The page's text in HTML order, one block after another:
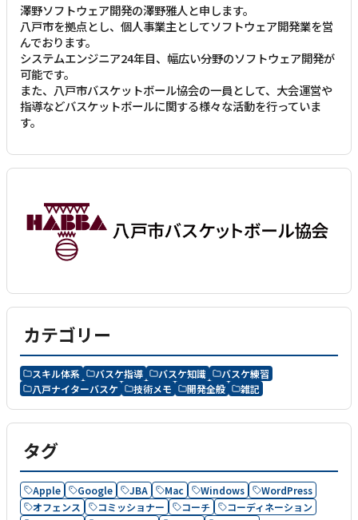
澤野ソフトウェア開発の澤野雅人と申します。
八戸市を拠点とし、個人事業主としてソフトウェア開発業を営
んでおります。
システムエンジニア24年目、幅広い分野のソフトウェア開発が
可能です。
また、八戸市バスケットボール協会の一員として、大会運営や
指導などバスケットボールに関する様々な活動を行っていま
す。
カテゴリー
スキル体系 バスケ指導 バスケ知識
バスケ練習
八戸ナイターバスケ
技術メモ 開発全般 雑記
タグ
Apple Google JBA Mac Windows
WordPress
オフェンス
コミッショナー コーチ
コーディネーション